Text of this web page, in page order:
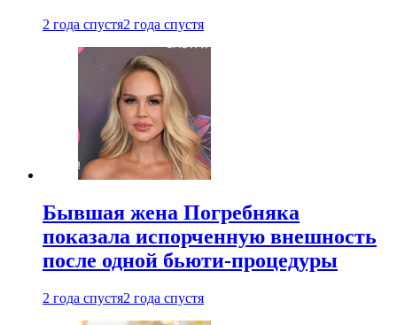
2 года спустя2 года спустя
Бывшая жена Погребняка
показала испорченную внешность
после одной бьюти-процедуры
2 года спустя2 года спустя